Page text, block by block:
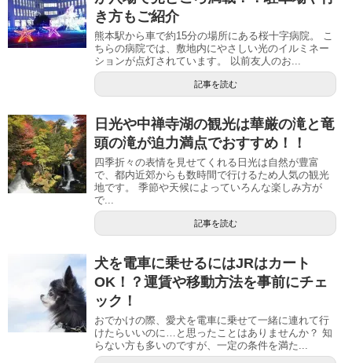
き方もご紹介
熊本駅から車で約15分の場所にある桜十字病院。 こ
ちらの病院では、敷地内にやさしい光のイルミネー
ションが点灯されています。 以前友人のお...
記事を読む
日光や中禅寺湖の観光は華厳の滝と竜
頭の滝が迫力満点でおすすめ！！
四季折々の表情を見せてくれる日光は自然が豊富
で、都内近郊からも数時間で行けるため人気の観光
地です。 季節や天候によっていろんな楽しみ方が
で...
記事を読む
犬を電車に乗せるにはJRはカート
OK！？運賃や移動方法を事前にチェ
ック！
おでかけの際、愛犬を電車に乗せて一緒に連れて行
けたらいいのに…と思ったことはありませんか？ 知
らない方も多いのですが、一定の条件を満た...